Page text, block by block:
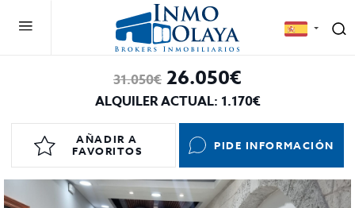
31.050€ 26.050€
ALQUILER ACTUAL: 1.170€
AÑADIR A
FAVORITOS
PIDE INFORMACIÓN